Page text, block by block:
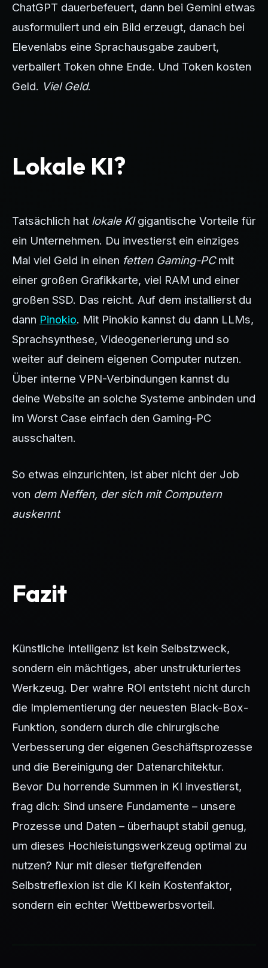
ChatGPT dauerbefeuert, dann bei Gemini etwas
ausformuliert und ein Bild erzeugt, danach bei
Elevenlabs eine Sprachausgabe zaubert,
verballert Token ohne Ende. Und Token kosten
Geld. Viel Geld.
Lokale KI?
Tatsächlich hat lokale KIgigantische Vorteile für
ein Unternehmen. Du investierst ein einziges
Mal viel Geld in einen fetten Gaming-PCmit
einer großen Grafikkarte, viel RAM und einer
großen SSD. Das reicht. Auf dem installierst du
dann Pinokio. Mit Pinokio kannst du dann LLMs,
Sprachsynthese, Videogenerierung und so
weiter auf deinem eigenen Computer nutzen.
Über interne VPN-Verbindungen kannst du
deine Website an solche Systeme anbinden und
im Worst Case einfach den Gaming-PC
ausschalten.
So etwas einzurichten, ist aber nicht der Job
von dem Neffen, der sich mit Computern
auskennt
Fazit
Künstliche Intelligenz ist kein Selbstzweck,
sondern ein mächtiges, aber unstrukturiertes
Werkzeug. Der wahre ROI entsteht nicht durch
die Implementierung der neuesten Black-Box-
Funktion, sondern durch die chirurgische
Verbesserung der eigenen Geschäftsprozesse
und die Bereinigung der Datenarchitektur.
Bevor Du horrende Summen in KI investierst,
frag dich: Sind unsere Fundamente – unsere
Prozesse und Daten – überhaupt stabil genug,
um dieses Hochleistungswerkzeug optimal zu
nutzen? Nur mit dieser tiefgreifenden
Selbstreflexion ist die KI kein Kostenfaktor,
sondern ein echter Wettbewerbsvorteil.